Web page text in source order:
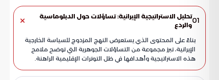
01تحليل الاستراتيجية الإيرانية: تساؤلات حول الدبلوماسية
والردع
بناءً على المحتوى الذي يستعرض النهج المزدوج للسياسة الخارجية
الإيرانية، تبرز مجموعة من التساؤلات الجوهرية التي توضح ملامح
هذه الاستراتيجية وأهدافها في ظل التوترات الإقليمية الراهنة.